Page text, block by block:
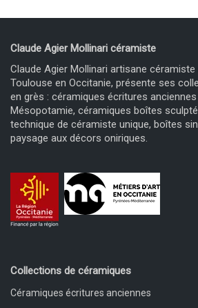
Claude Agier Mollinari céramiste
Claude Agier Mollinari artisane
Toulouse en Occitanie, présente ses
en grès : céramiques écritures anciennes
Mésopotamie, céramiques boîtes
technique de céramiste unique, boîtes
paysage aux décors oniriques.
Collections de céramiques
Céramiques écritures anciennes